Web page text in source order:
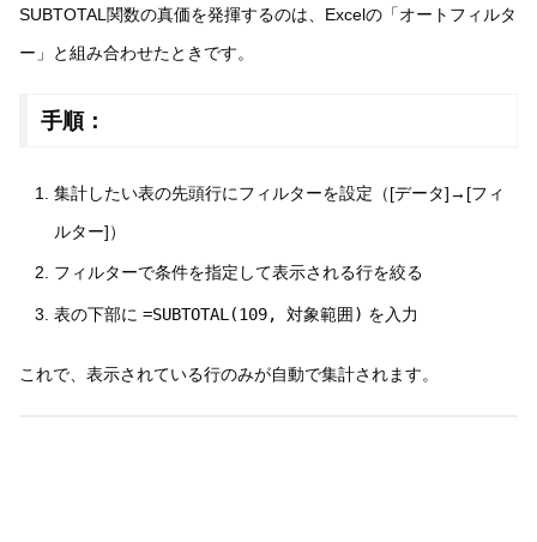
SUBTOTAL関数の真価を発揮するのは、Excelの「オートフィルタ
ー」と組み合わせたときです。
手順：
集計したい表の先頭行にフィルターを設定（[データ]→[フィ
ルター]）
フィルターで条件を指定して表示される行を絞る
表の下部に =SUBTOTAL(109, 対象範囲) を入力
これで、表示されている行のみが自動で集計されます。